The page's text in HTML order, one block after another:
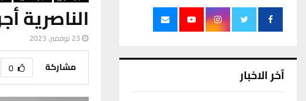
الناصرية
23 نوفمبر، 2023
مشاركة 0 آخر الاخبار